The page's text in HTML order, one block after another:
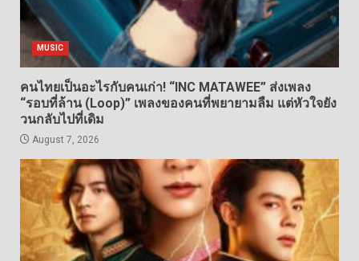
MUSIC
คนไทยเป็นอะไรกับคนเก่า! “INC MATAWEE” ส่งเพลง
“รอบที่ล้าน (Loop)” เพลงของคนที่พยายามลืม แต่หัวใจยัง
วนกลับไปที่เดิม
August 7, 2026